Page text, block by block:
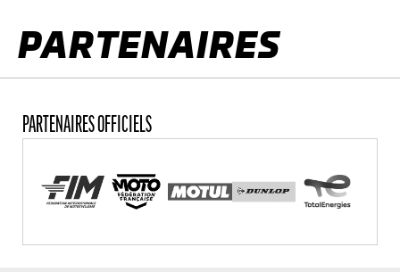
PARTENAIRES
PARTENAIRES OFFICIELS